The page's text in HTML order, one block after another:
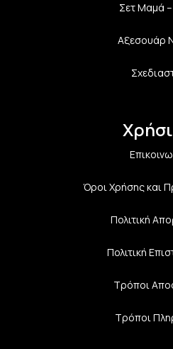
Σετ Μαμά
Αξεσουάρ
Όροι Χρήσης και
Πολιτική
Πολιτική
Τρόποι
Τρόποι